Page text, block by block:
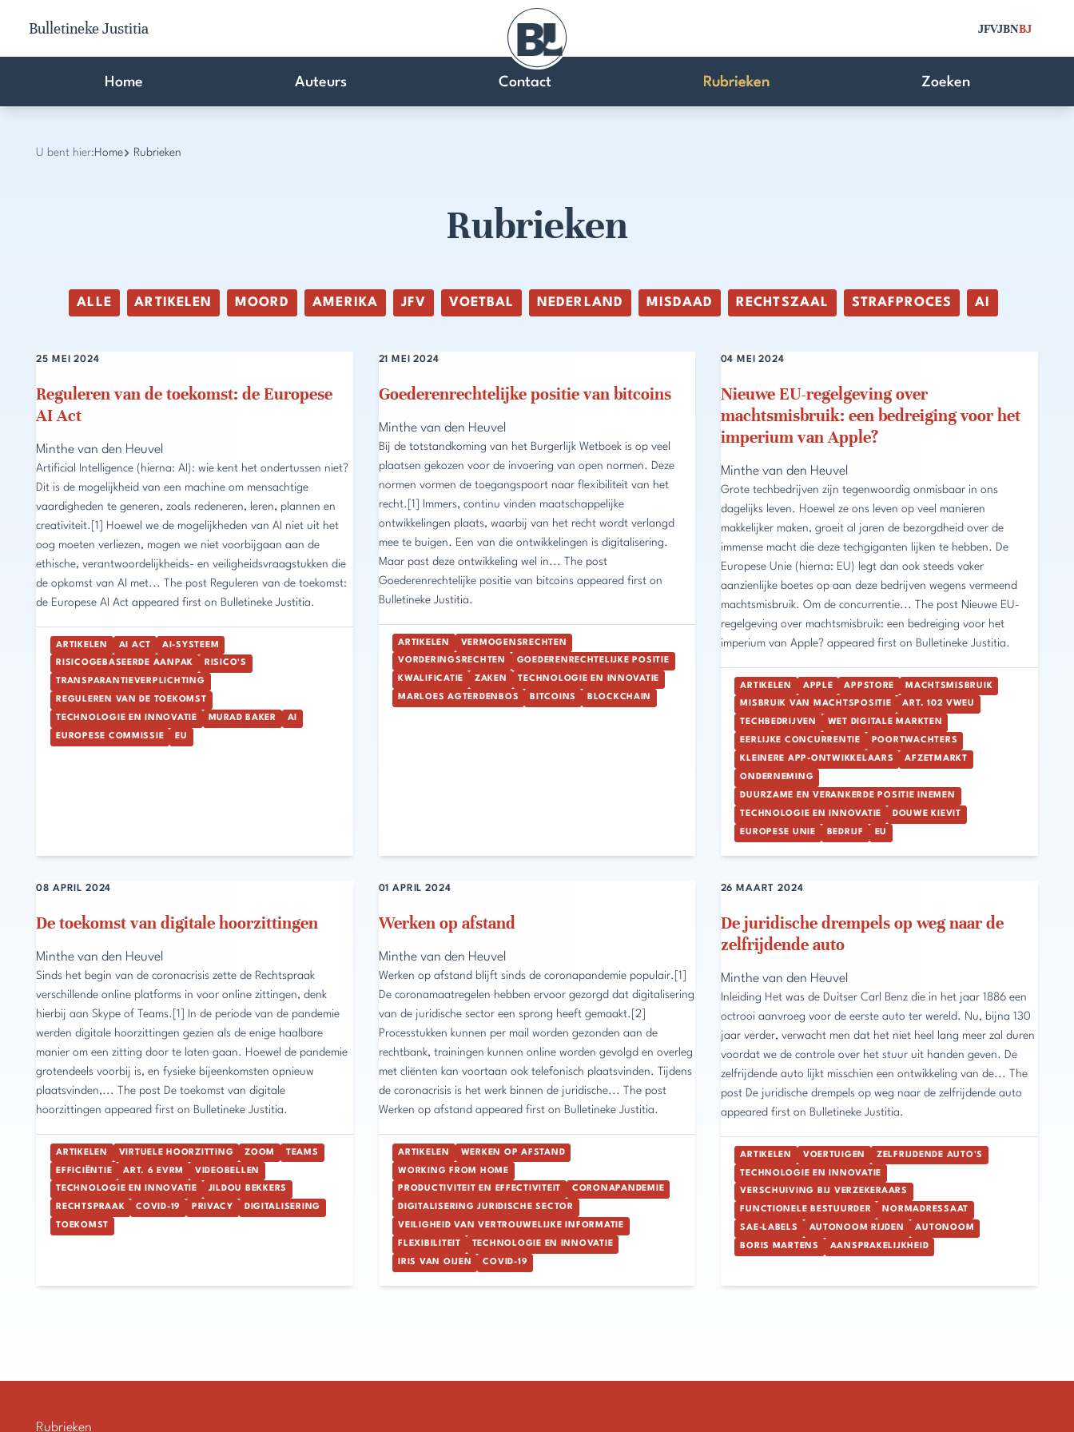
Bulletineke Justitia JFVJBNBJ
Home Auteurs Contact Rubrieken Zoeken
U bent hier: Home Rubrieken
Rubrieken
ALLE ARTIKELEN MOORD AMERIKA JFV VOETBAL NEDERLAND MISDAAD RECHTSZAAL STRAFPROCES AI
Reguleren van de toekomst: de Europese
AI Act
25 MEI 2024
Minthe van den Heuvel
Artificial Intelligence (hierna: AI): wie kent het ondertussen niet?
Dit is de mogelijkheid van een machine om mensachtige
vaardigheden te generen, zoals redeneren, leren, plannen en
creativiteit.[1] Hoewel we de mogelijkheden van AI niet uit het
oog moeten verliezen, mogen we niet voorbijgaan aan de
ethische, verantwoordelijkheids- en veiligheidsvraagstukken die
de opkomst van AI met... The post Reguleren van de toekomst:
de Europese AI Act appeared first on Bulletineke Justitia.
ARTIKELEN AI ACT AI-SYSTEEM
RISICOGEBASEERDE AANPAK RISICO'S
TRANSPARANTIEVERPLICHTING
REGULEREN VAN DE TOEKOMST
TECHNOLOGIE EN INNOVATIE MURAD BAKER AI
EUROPESE COMMISSIE EU
Goederenrechtelijke positie van bitcoins
21 MEI 2024
Minthe van den Heuvel
Bij de totstandkoming van het Burgerlijk Wetboek is op veel
plaatsen gekozen voor de invoering van open normen. Deze
normen vormen de toegangspoort naar flexibiliteit van het
recht.[1] Immers, continu vinden maatschappelijke
ontwikkelingen plaats, waarbij van het recht wordt verlangd
mee te buigen. Een van die ontwikkelingen is digitalisering.
Maar past deze ontwikkeling wel in... The post
Goederenrechtelijke positie van bitcoins appeared first on
Bulletineke Justitia.
ARTIKELEN VERMOGENSRECHTEN
VORDERINGSRECHTEN GOEDERENRECHTELIJKE POSITIE
KWALIFICATIE ZAKEN TECHNOLOGIE EN INNOVATIE
MARLOES AGTERDENBOS BITCOINS BLOCKCHAIN
Nieuwe EU-regelgeving over
machtsmisbruik: een bedreiging voor het
imperium van Apple?
04 MEI 2024
Minthe van den Heuvel
Grote techbedrijven zijn tegenwoordig onmisbaar in ons
dagelijks leven. Hoewel ze ons leven op veel manieren
makkelijker maken, groeit al jaren de bezorgdheid over de
immense macht die deze techgiganten lijken te hebben. De
Europese Unie (hierna: EU) legt dan ook steeds vaker
aanzienlijke boetes op aan deze bedrijven wegens vermeend
machtsmisbruik. Om de concurrentie... The post Nieuwe EU-
regelgeving over machtsmisbruik: een bedreiging voor het
imperium van Apple? appeared first on Bulletineke Justitia.
ARTIKELEN APPLE APPSTORE MACHTSMISBRUIK
MISBRUIK VAN MACHTSPOSITIE ART. 102 VWEU
TECHBEDRIJVEN WET DIGITALE MARKTEN
EERLIJKE CONCURRENTIE POORTWACHTERS
KLEINERE APP-ONTWIKKELAARS AFZETMARKT
ONDERNEMING
DUURZAME EN VERANKERDE POSITIE INEMEN
TECHNOLOGIE EN INNOVATIE DOUWE KIEVIT
EUROPESE UNIE BEDRIJF EU
De toekomst van digitale hoorzittingen
08 APRIL 2024
Minthe van den Heuvel
Sinds het begin van de coronacrisis zette de Rechtspraak
verschillende online platforms in voor online zittingen, denk
hierbij aan Skype of Teams.[1] In de periode van de pandemie
werden digitale hoorzittingen gezien als de enige haalbare
manier om een zitting door te laten gaan. Hoewel de pandemie
grotendeels voorbij is, en fysieke bijeenkomsten opnieuw
plaatsvinden,... The post De toekomst van digitale
hoorzittingen appeared first on Bulletineke Justitia.
ARTIKELEN VIRTUELE HOORZITTING ZOOM TEAMS
EFFICIËNTIE ART. 6 EVRM VIDEOBELLEN
TECHNOLOGIE EN INNOVATIE JILDOU BEKKERS
RECHTSPRAAK COVID-19 PRIVACY DIGITALISERING
TOEKOMST
Werken op afstand
01 APRIL 2024
Minthe van den Heuvel
Werken op afstand blijft sinds de coronapandemie populair.[1]
De coronamaatregelen hebben ervoor gezorgd dat digitalisering
van de juridische sector een sprong heeft gemaakt.[2]
Processtukken kunnen per mail worden gezonden aan de
rechtbank, trainingen kunnen online worden gevolgd en overleg
met cliënten kan voortaan ook telefonisch plaatsvinden. Tijdens
de coronacrisis is het werk binnen de juridische... The post
Werken op afstand appeared first on Bulletineke Justitia.
ARTIKELEN WERKEN OP AFSTAND
WORKING FROM HOME
PRODUCTIVITEIT EN EFFECTIVITEIT CORONAPANDEMIE
DIGITALISERING JURIDISCHE SECTOR
VEILIGHEID VAN VERTROUWELIJKE INFORMATIE
FLEXIBILITEIT TECHNOLOGIE EN INNOVATIE
IRIS VAN OIJEN COVID-19
De juridische drempels op weg naar de
zelfrijdende auto
26 MAART 2024
Minthe van den Heuvel
Inleiding Het was de Duitser Carl Benz die in het jaar 1886 een
octrooi aanvroeg voor de eerste auto ter wereld. Nu, bijna 130
jaar verder, verwacht men dat het niet heel lang meer zal duren
voordat we de controle over het stuur uit handen geven. De
zelfrijdende auto lijkt misschien een ontwikkeling van de... The
post De juridische drempels op weg naar de zelfrijdende auto
appeared first on Bulletineke Justitia.
ARTIKELEN VOERTUIGEN ZELFRIJDENDE AUTO'S
TECHNOLOGIE EN INNOVATIE
VERSCHUIVING BIJ VERZEKERAARS
FUNCTIONELE BESTUURDER NORMADRESSAAT
SAE-LABELS AUTONOOM RIJDEN AUTONOOM
BORIS MARTENS AANSPRAKELIJKHEID
Rubrieken